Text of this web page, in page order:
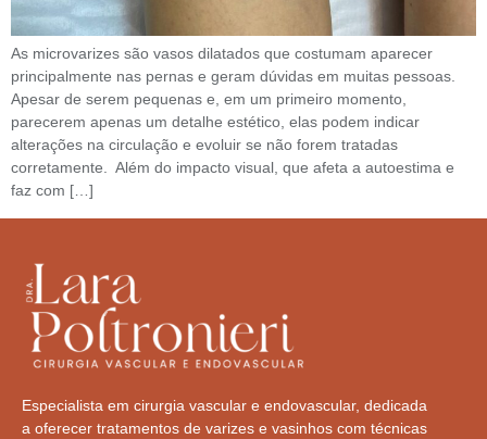
As microvarizes são vasos dilatados que costumam aparecer
principalmente nas pernas e geram dúvidas em muitas pessoas.
Apesar de serem pequenas e, em um primeiro momento,
parecerem apenas um detalhe estético, elas podem indicar
alterações na circulação e evoluir se não forem tratadas
corretamente. Além do impacto visual, que afeta a autoestima e
faz com […]
Especialista em cirurgia vascular e endovascular, dedicada
a oferecer tratamentos de varizes e vasinhos com técnicas